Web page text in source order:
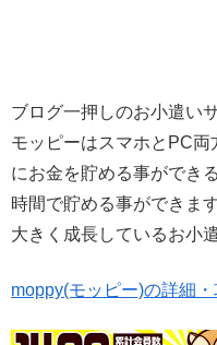
ブログ一押しのお小遣い
モッピーはスマホとPC
にお金を貯める事ができ
時間で貯める事ができま
大きく成長しているお小
moppy(モッピー)の詳細